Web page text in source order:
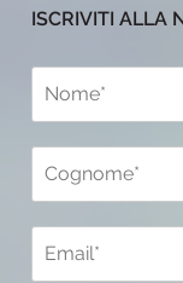
ISCRIVITI ALLA